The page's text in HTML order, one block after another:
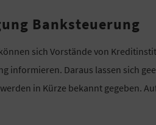
Banksteuerung
sich Vorstände von
informieren. Daraus lassen sich
in Kürze bekannt gegeben.